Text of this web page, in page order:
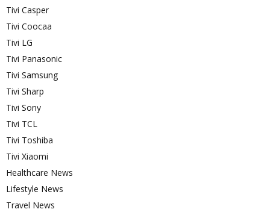
Tivi Casper
Tivi Coocaa
Tivi LG
Tivi Panasonic
Tivi Samsung
Tivi Sharp
Tivi Sony
Tivi TCL
Tivi Toshiba
Tivi Xiaomi
Healthcare News
Lifestyle News
Travel News